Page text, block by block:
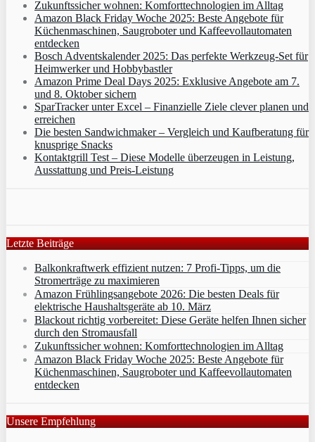
Zukunftssicher wohnen: Komforttechnologien im Alltag
Amazon Black Friday Woche 2025: Beste Angebote für
Küchenmaschinen, Saugroboter und Kaffeevollautomaten
entdecken
Bosch Adventskalender 2025: Das perfekte Werkzeug-Set für
Heimwerker und Hobbybastler
Amazon Prime Deal Days 2025: Exklusive Angebote am 7.
und 8. Oktober sichern
SparTracker unter Excel – Finanzielle Ziele clever planen und
erreichen
Die besten Sandwichmaker – Vergleich und Kaufberatung für
knusprige Snacks
Kontaktgrill Test – Diese Modelle überzeugen in Leistung,
Ausstattung und Preis-Leistung
Letzte Beiträge
Balkonkraftwerk effizient nutzen: 7 Profi-Tipps, um die
Stromerträge zu maximieren
Amazon Frühlingsangebote 2026: Die besten Deals für
elektrische Haushaltsgeräte ab 10. März
Blackout richtig vorbereitet: Diese Geräte helfen Ihnen sicher
durch den Stromausfall
Zukunftssicher wohnen: Komforttechnologien im Alltag
Amazon Black Friday Woche 2025: Beste Angebote für
Küchenmaschinen, Saugroboter und Kaffeevollautomaten
entdecken
Unsere Empfehlung